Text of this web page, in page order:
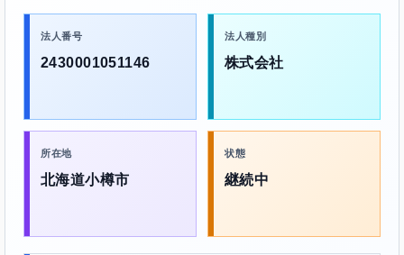
法人番号
2430001051146
法人種別
株式会社
所在地
北海道小樽市
状態
継続中